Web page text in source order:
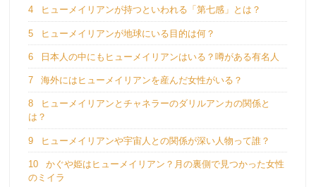
4 ヒューメイリアンが持つといわれる「第七感」とは？
5 ヒューメイリアンが地球にいる目的は何？
6 日本人の中にもヒューメイリアンはいる？噂がある有名人
7 海外にはヒューメイリアンを産んだ女性がいる？
8
ヒューメイリアンとチャネラーのダリルアンカの関係と
は？
9 ヒューメイリアンや宇宙人との関係が深い人物って誰？
10
かぐや姫はヒューメイリアン？月の裏側で見つかった女性
のミイラ